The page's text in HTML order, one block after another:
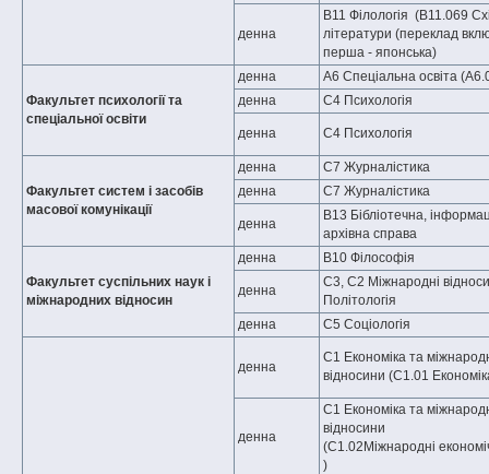
денна
B11 Філологія (B11.069
літератури (переклад
перша - японська)
Факультет психології та
спеціальної освіти
денна
А6 Спеціальна освіта
денна
С4 Психологія
денна С4 Психологія
Факультет систем і засобів
масової комунікації
денна
С7 Журналістика
денна
С7 Журналістика
денна
В13 Бібліотечна,
архівна справа
Факультет суспільних наук і
міжнародних відносин
денна B10 Філософія
денна
C3, С2 Міжнародні
Політологія
денна
C5 Соціологія
денна
С1 Економіка та
відносини (C1.01
денна
С1 Економіка та
відносини
(C1.02Міжнародні
)